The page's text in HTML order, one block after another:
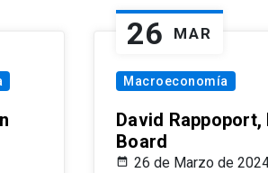
26 MAR
Macroeconomía
David Rappoport,
Board
26 de Marzo de